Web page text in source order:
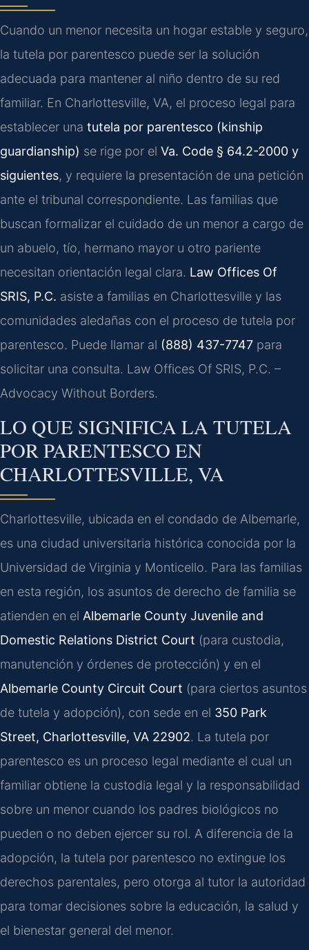
Cuando un menor necesita un hogar estable y seguro,
la tutela por parentesco puede ser la solución
adecuada para mantener al niño dentro de su red
familiar. En Charlottesville, VA, el proceso legal para
establecer una tutela por parentesco (kinship
guardianship) se rige por el Va. Code § 64.2-2000 y
siguientes, y requiere la presentación de una petición
ante el tribunal correspondiente. Las familias que
buscan formalizar el cuidado de un menor a cargo de
un abuelo, tío, hermano mayor u otro pariente
necesitan orientación legal clara. Law Offices Of
SRIS, P.C. asiste a familias en Charlottesville y las
comunidades aledañas con el proceso de tutela por
parentesco. Puede llamar al (888) 437-7747 para
solicitar una consulta. Law Offices Of SRIS, P.C. –
Advocacy Without Borders.
LO QUE SIGNIFICA LA TUTELA
POR PARENTESCO EN
CHARLOTTESVILLE, VA
Charlottesville, ubicada en el condado de Albemarle,
es una ciudad universitaria histórica conocida por la
Universidad de Virginia y Monticello. Para las familias
en esta región, los asuntos de derecho de familia se
atienden en el Albemarle County Juvenile and
Domestic Relations District Court (para custodia,
manutención y órdenes de protección) y en el
Albemarle County Circuit Court (para ciertos asuntos
de tutela y adopción), con sede en el 350 Park
Street, Charlottesville, VA 22902. La tutela por
parentesco es un proceso legal mediante el cual un
familiar obtiene la custodia legal y la responsabilidad
sobre un menor cuando los padres biológicos no
pueden o no deben ejercer su rol. A diferencia de la
adopción, la tutela por parentesco no extingue los
derechos parentales, pero otorga al tutor la autoridad
para tomar decisiones sobre la educación, la salud y
el bienestar general del menor.